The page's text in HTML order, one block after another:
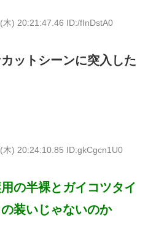
木) 20:21:47.46 ID:/fInDstA0
ットシーンに突入した
木) 20:24:10.85 ID:gkCgcn1U0
の半裸とガイコツタイ
装いじゃないのか